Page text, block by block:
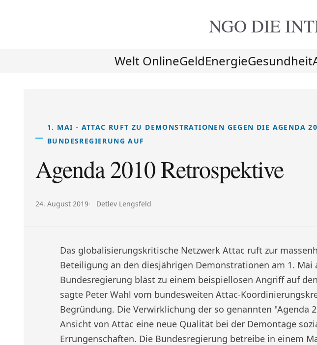
NGO DIE
Welt OnlineGeldEnergieGesundheit
1. MAI - ATTAC RUFT ZU DEMONSTRATIONEN GEGEN DIE AGENDA
BUNDESREGIERUNG AUF
Agenda 2010 Retrospektive
Veröffentlicht am:
24. August 2019 Autor:
Detlev Lengsfeld
Das globalisierungskritische Netzwerk Attac ruft zur
Beteiligung an den diesjährigen Demonstrationen am 1. Mai
Bundesregierung bläst zu einem beispiellosen Angriff auf
sagte Peter Wahl vom bundesweiten Attac-
Begründung. Die Verwirklichung der so genannten "Agenda
Ansicht von Attac eine neue Qualität bei der Demontage
Errungenschaften. Die Bundesregierung betreibe in einem